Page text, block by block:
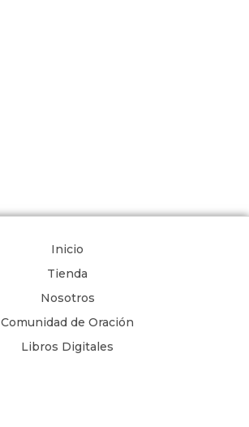
Inicio
Tienda
Nosotros
Comunidad de Oración
Libros Digitales